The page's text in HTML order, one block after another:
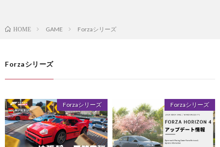
HOME GAME Forzaシリーズ
Forzaシリーズ
Forzaシリーズ Forzaシリーズ